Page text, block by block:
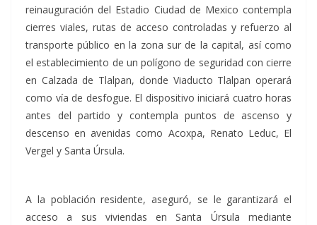
reinauguración del Estadio Ciudad de Mexico contempla
cierres viales, rutas de acceso controladas y refuerzo al
transporte público en la zona sur de la capital, así como
el establecimiento de un polígono de seguridad con cierre
en Calzada de Tlalpan, donde Viaducto Tlalpan operará
como vía de desfogue. El dispositivo iniciará cuatro horas
antes del partido y contempla puntos de ascenso y
descenso en avenidas como Acoxpa, Renato Leduc, El
Vergel y Santa Úrsula.
A la población residente, aseguró, se le garantizará el
acceso a sus viviendas en Santa Úrsula mediante